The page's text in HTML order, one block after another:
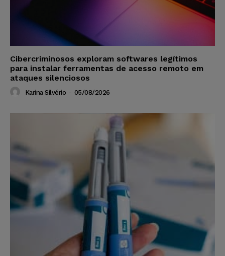
Cibercriminosos exploram softwares legítimos
para instalar ferramentas de acesso remoto em
ataques silenciosos
Karina Silvério - 05/08/2026